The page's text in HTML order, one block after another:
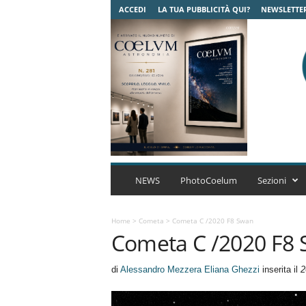
ACCEDI LA TUA PUBBLICITÀ QUI?
C
u
m
A
r
NEWS PhotoCoelum Sezioni
Home > Cometa > Cometa C /2020 F8 Swan
Cometa C /2020 F8
di Alessandro Mezzera Eliana Ghezzi inserita il